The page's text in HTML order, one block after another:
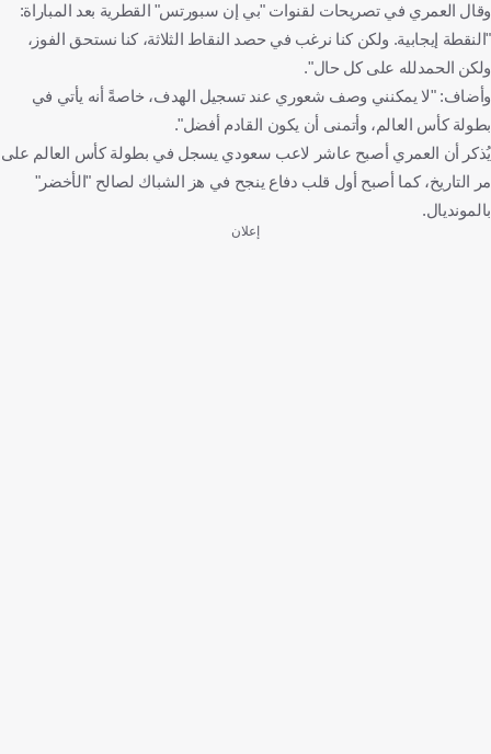
وقال العمري في تصريحات لقنوات "بي إن سبورتس" القطرية بعد المباراة:
"النقطة إيجابية. ولكن كنا نرغب في حصد النقاط الثلاثة، كنا نستحق الفوز،
ولكن الحمدلله على كل حال".
وأضاف: "لا يمكنني وصف شعوري عند تسجيل الهدف، خاصةً أنه يأتي في
بطولة كأس العالم، وأتمنى أن يكون القادم أفضل".
يُذكر أن العمري أصبح عاشر لاعب سعودي يسجل في بطولة كأس العالم على
مر التاريخ، كما أصبح أول قلب دفاع ينجح في هز الشباك لصالح "الأخضر"
بالمونديال.
إعلان